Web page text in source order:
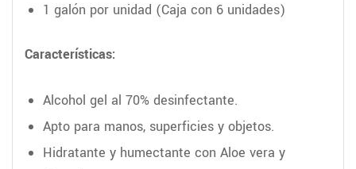
1 galón por unidad (Caja con 6 unidades)
Características:
Alcohol gel al 70% desinfectante.
Apto para manos, superficies y objetos.
Hidratante y humectante con Aloe vera y